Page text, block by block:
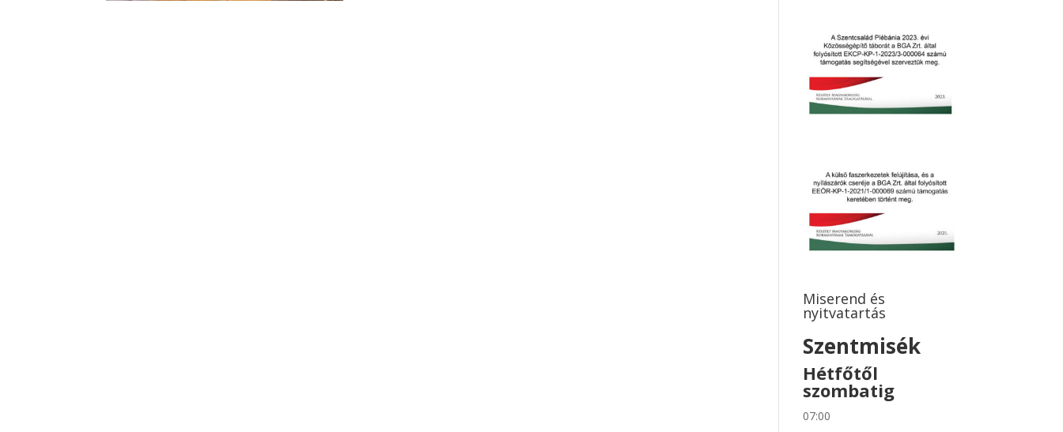
Miserend és
nyitvatartás
Szentmisék
Hétfőtől
szombatig
07:00